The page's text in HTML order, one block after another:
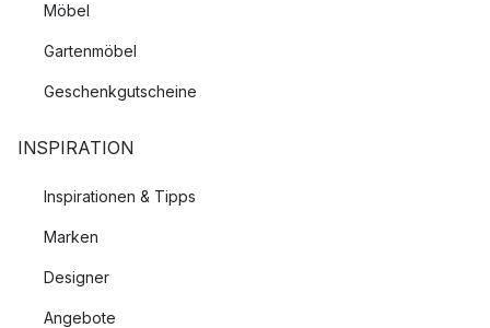
Möbel
Gartenmöbel
Geschenkgutscheine
INSPIRATION
Inspirationen & Tipps
Marken
Designer
Angebote